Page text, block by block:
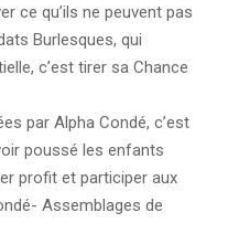
ce qu’ils ne peuvent pas
Burlesques, qui
c’est tirer sa Chance
par Alpha Condé, c’est
poussé les enfants
profit et participer aux
Assemblages de